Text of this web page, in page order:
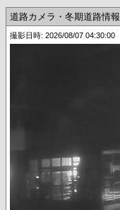
道路カメラ・冬期道路情報
撮影日時: 2026/08/07 04:30:00